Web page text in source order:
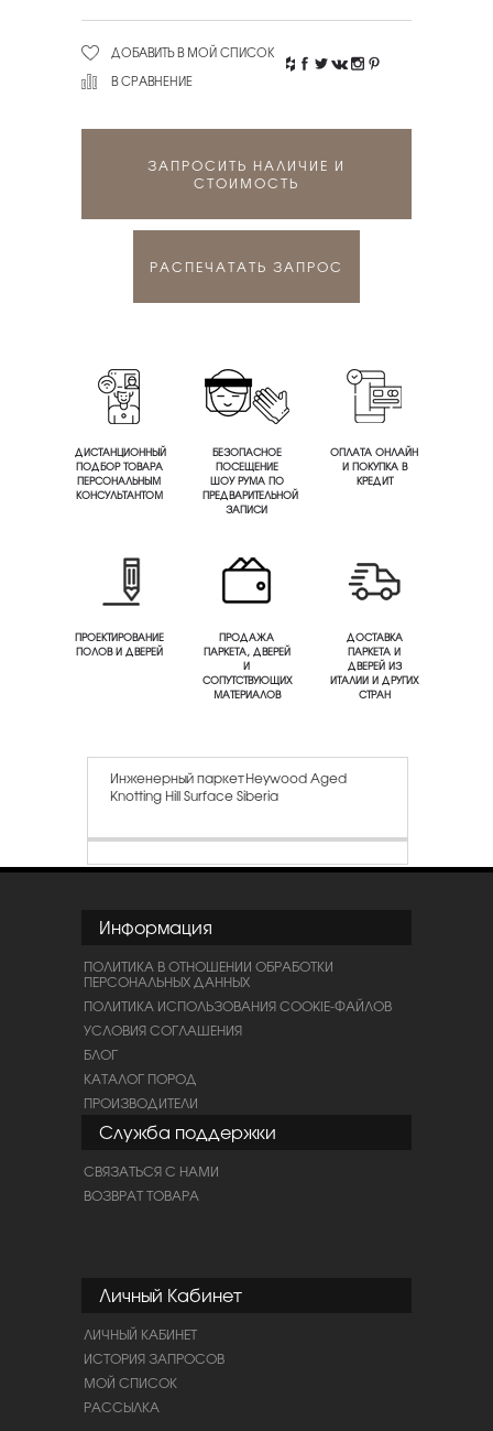
ДОБАВИТЬ В МОЙ СПИСОК
В СРАВНЕНИЕ
ЗАПРОСИТЬ НАЛИЧИЕ И
СТОИМОСТЬ
РАСПЕЧАТАТЬ ЗАПРОС
ДИСТАНЦИОННЫЙ
ПОДБОР ТОВАРА
ПЕРСОНАЛЬНЫМ
КОНСУЛЬТАНТОМ
БЕЗОПАСНОЕ
ПОСЕЩЕНИЕ
ШОУ РУМА ПО
ПРЕДВАРИТЕЛЬНОЙ
ЗАПИСИ
ОПЛАТА ОНЛАЙН
И ПОКУПКА В
КРЕДИТ
ПРОЕКТИРОВАНИЕ
ПОЛОВ И ДВЕРЕЙ
ПРОДАЖА
ПАРКЕТА, ДВЕРЕЙ
И
СОПУТСТВУЮЩИХ
МАТЕРИАЛОВ
ДОСТАВКА
ПАРКЕТА И
ДВЕРЕЙ ИЗ
ИТАЛИИ И ДРУГИХ
СТРАН
Инженерный паркет Heywood Aged
Knotting Hill Surface Siberia
Информация
ПОЛИТИКА В ОТНОШЕНИИ ОБРАБОТКИ
ПЕРСОНАЛЬНЫХ ДАННЫХ
ПОЛИТИКА ИСПОЛЬЗОВАНИЯ COOKIE-ФАЙЛОВ
УСЛОВИЯ СОГЛАШЕНИЯ
БЛОГ
КАТАЛОГ ПОРОД
ПРОИЗВОДИТЕЛИ
Служба поддержки
СВЯЗАТЬСЯ С НАМИ
ВОЗВРАТ ТОВАРА
Личный Кабинет
ЛИЧНЫЙ КАБИНЕТ
ИСТОРИЯ ЗАПРОСОВ
МОЙ СПИСОК
РАССЫЛКА